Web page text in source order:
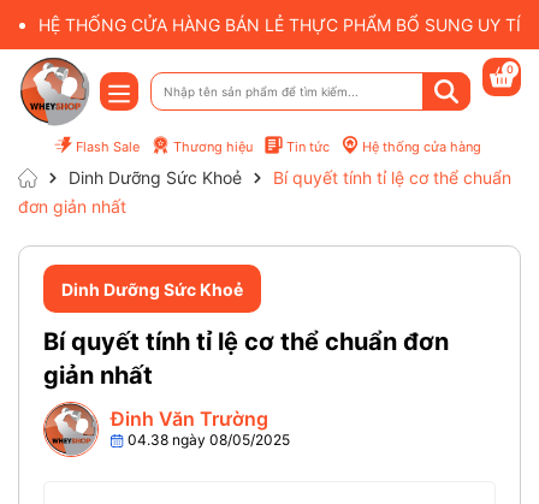
HỆ THỐNG CỬA HÀNG BÁN LẺ THỰC PHẨM BỔ SUNG UY
Flash Sale Thương hiệu Tin tức Hệ thống cửa hàng
0
Dinh Dưỡng Sức Khoẻ
Bí quyết tính tỉ lệ cơ thể chuẩn
đơn giản nhất
Dinh Dưỡng Sức Khoẻ
Bí quyết tính tỉ lệ cơ thể chuẩn đơn
giản nhất
Đinh Văn Trường
04.38 ngày 08/05/2025